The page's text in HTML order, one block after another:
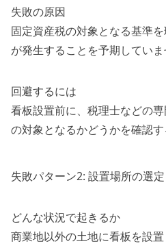
失敗の原因
固定資産税の対象となる基準
が発生することを予期していま
回避するには
看板設置前に、税理士などの
の対象となるかどうかを確認す
失敗パターン2: 設置場所の選
どんな状況で起きるか
商業地以外の土地に看板を設